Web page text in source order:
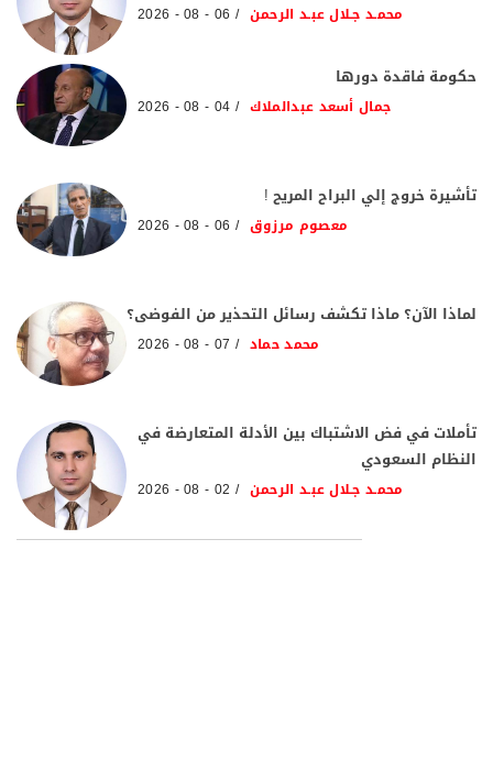
محمـد جـلال عبـد الرحمن 06 - 08 - 2026
حكومة فاقدة دورها
جمال أسعد عبدالملاك 04 - 08 - 2026
تأشيرة خروج إلي البراح المريح !
معصوم مرزوق 06 - 08 - 2026
لماذا الآن؟ ماذا تكشف رسائل التحذير من الفوضى؟
محمد حماد 07 - 08 - 2026
تأملات في فض الاشتباك بين الأدلة المتعارضة في
النظام السعودي
محمـد جـلال عبـد الرحمن 02 - 08 - 2026